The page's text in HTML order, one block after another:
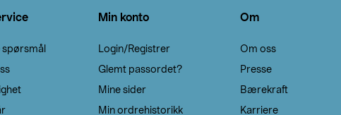
Min konto
Login/Registrer
Glemt passordet?
Mine sider
Min ordrehistorikk
Om
Om oss
Presse
Bærekraft
Karriere